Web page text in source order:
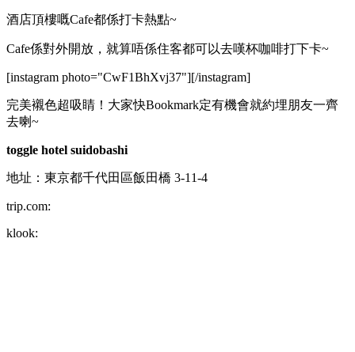
酒店頂樓嘅Cafe都係打卡熱點~
Cafe係對外開放，就算唔係住客都可以去嘆杯咖啡打下卡~
[instagram photo="CwF1BhXvj37"][/instagram]
完美襯色超吸睛！大家快Bookmark定有機會就約埋朋友一齊
去喇~
toggle hotel suidobashi
地址：東京都千代田區飯田橋 3-11-4
trip.com:
klook: